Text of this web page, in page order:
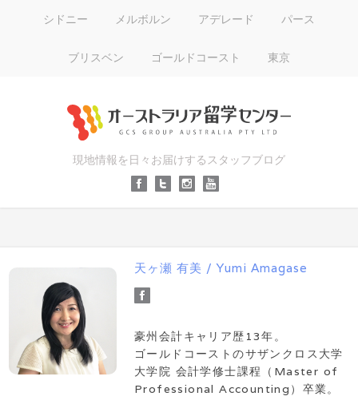
シドニー メルボルン アデレード パース
ブリスベン ゴールドコースト 東京
現地情報を日々お届けするスタッフブログ
天ヶ瀬 有美 / Yumi Amagase
豪州会計キャリア歴13年。
ゴールドコーストのサザンクロス大学
大学院 会計学修士課程（Master of
Professional Accounting）卒業。